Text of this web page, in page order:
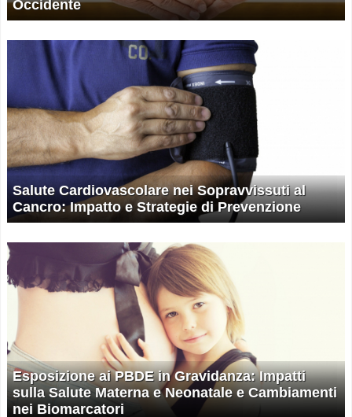
Occidente
Salute Cardiovascolare nei Sopravvissuti al
Cancro: Impatto e Strategie di Prevenzione
Esposizione ai PBDE in Gravidanza: Impatti
sulla Salute Materna e Neonatale e Cambiamenti
nei Biomarcatori